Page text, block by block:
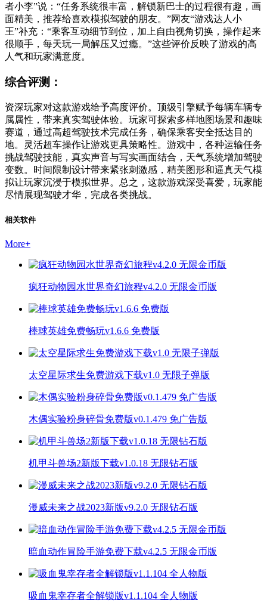
者小李”说：“任务系统很丰富，解锁新巴士的过程很有趣，画
面精美，推荐给喜欢模拟驾驶的朋友。”网友“游戏达人小
王”补充：“乘客互动细节到位，加上自由视角切换，操作起来
很顺手，每天玩一局解压又过瘾。”这些评价反映了游戏的高
人气和玩家满意度。
综合评测：
资深玩家对这款游戏给予高度评价。顶级引擎赋予每辆车辆专
属属性，带来真实驾驶体验。玩家可探索多样地图场景和趣味
赛道，通过高超驾驶技术完成任务，确保乘客安全抵达目的
地。灵活超车操作让游戏更具策略性。游戏中，各种运输任务
挑战驾驶技能，真实声音与写实画面结合，天气系统增加驾驶
变数。时间限制设计带来紧张刺激感，精美图形和逼真天气模
拟让玩家沉浸于模拟世界。总之，这款游戏深受喜爱，玩家能
尽情展现驾驶才华，完成各类挑战。
相关软件
More+
疯狂动物园水世界奇幻旅程v4.2.0 无限金币版
棒球英雄免费畅玩v1.6.6 免费版
太空星际求生免费游戏下载v1.0 无限子弹版
木偶实验粉身碎骨免费版v0.1.479 免广告版
机甲斗兽场2新版下载v1.0.18 无限钻石版
漫威未来之战2023新版v9.2.0 无限钻石版
暗血动作冒险手游免费下载v4.2.5 无限金币版
吸血鬼幸存者全解锁版v1.1.104 全人物版